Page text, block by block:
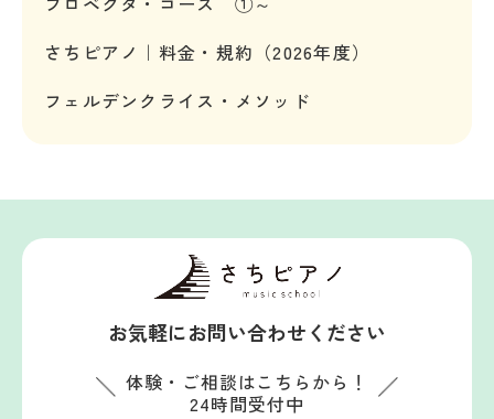
さちピアノ｜料金・規約（2026年度）
フェルデンクライス・メソッド
お気軽にお問い合わせください
体験・ご相談はこちらから！
24時間受付中